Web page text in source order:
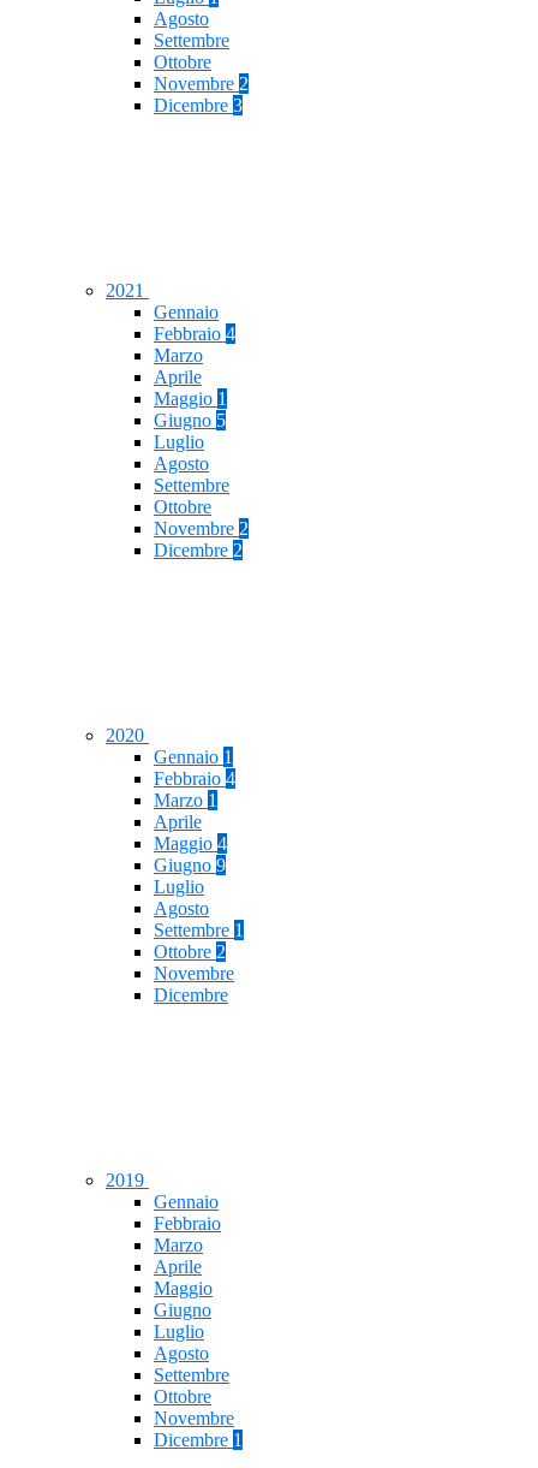
Agosto
Settembre
Ottobre
Novembre 2
Dicembre 3
2021
Gennaio
Febbraio 4
Marzo
Aprile
Maggio 1
Giugno 5
Luglio
Agosto
Settembre
Ottobre
Novembre 2
Dicembre 2
2020
Gennaio 1
Febbraio 4
Marzo 1
Aprile
Maggio 4
Giugno 9
Luglio
Agosto
Settembre 1
Ottobre 2
Novembre
Dicembre
2019
Gennaio
Febbraio
Marzo
Aprile
Maggio
Giugno
Luglio
Agosto
Settembre
Ottobre
Novembre
Dicembre 1